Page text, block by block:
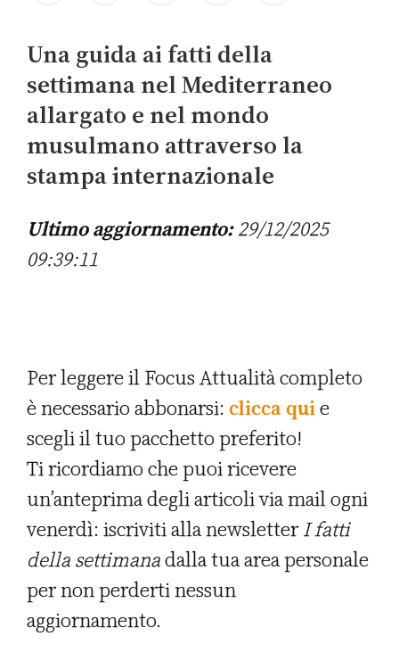
Una guida ai fatti della
settimana nel Mediterraneo
allargato e nel mondo
musulmano attraverso la
stampa internazionale
Ultimo aggiornamento:29/12/2025
09:39:11
Per leggere il Focus Attualità completo
è necessario abbonarsi: clicca quie
scegli il tuo pacchetto preferito!
Ti ricordiamo che puoi ricevere
un’anteprima degli articoli via mail ogni
venerdì: iscriviti alla newsletterI fatti
della settimanadalla tua area personale
per non perderti nessun
aggiornamento.